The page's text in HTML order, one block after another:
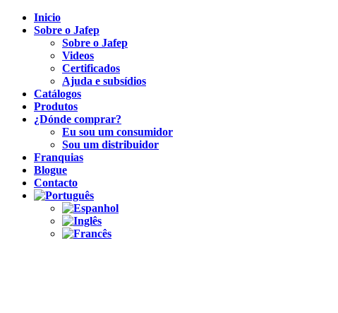
Inicio
Sobre o Jafep
Sobre o Jafep
Videos
Certificados
Ajuda e subsídios
Catálogos
Produtos
¿Dónde comprar?
Eu sou um consumidor
Sou um distribuidor
Franquias
Blogue
Contacto